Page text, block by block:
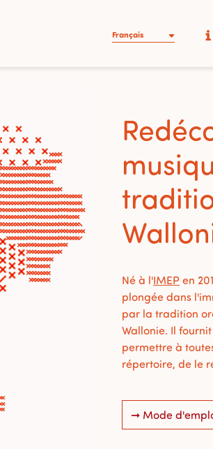
Français
Né à l'IMEP en
plongée dans
par la tradition
Wallonie. Il
permettre à
répertoire, de le
➞ Mode